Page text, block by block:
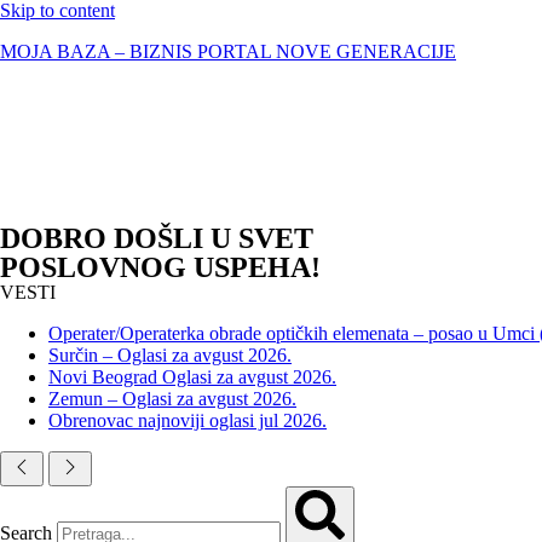
Skip to content
MOJA BAZA – BIZNIS PORTAL NOVE GENERACIJE
DOBRO DOŠLI U SVET
POSLOVNOG USPEHA!
VESTI
Operater/Operaterka obrade optičkih elemenata – posao u Umci
Surčin – Oglasi za avgust 2026.
Novi Beograd Oglasi za avgust 2026.
Zemun – Oglasi za avgust 2026.
Obrenovac najnoviji oglasi jul 2026.
Search